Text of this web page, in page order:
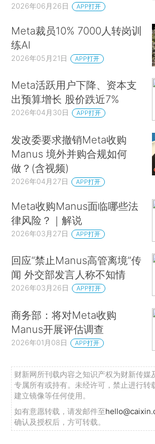
2026年06月26日 APP打开
Meta裁员10% 7000人转岗训
练AI
2026年05月21日 APP打开
Meta活跃用户下降、资本支
出预算增长 股价跌近7%
2026年04月30日 APP打开
发改委要求撤销Meta收购
Manus 境外并购合规如何
做？(含视频)
2026年04月27日 APP打开
Meta收购Manus面临哪些法
律风险？｜解说
2026年03月27日 APP打开
回应“禁止Manus高管离境”传
闻 外交部发言人称不知情
2026年03月26日 APP打开
商务部：将对Meta收购
Manus开展评估调查
2026年01月08日 APP打开
财新网所刊载内容之知识产权为财新传媒
专属所有或持有。未经许可，禁止进行转
建立镜像等任何使用。
如有意愿转载，请发邮件至
确认及授权后，方可转载。